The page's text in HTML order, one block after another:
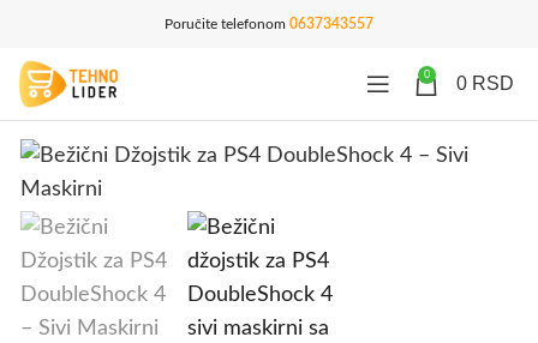
Poručite telefonom 0637343557
0 0 RSD